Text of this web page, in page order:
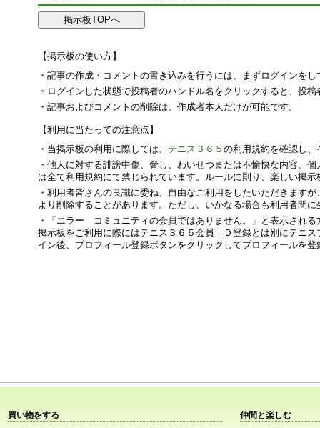
【掲示板の使い方】
・記事の作成・コメントの書き込みを行うには、まずログインをし
・ログインした状態で投稿者のハンドル名をクリックすると、投
・記事およびコメントの削除は、作成者本人だけが可能です。
【利用に当たっての注意点】
・当掲示板の利用に際しては、 テニス３６５ の利用規約を確認し
・他人に対する誹謗中傷、脅し、わいせつまたは不愉快な内容、
は全て利用規約にて禁じられています。ルールに則り、楽しい掲
・利用者皆さんの良識に委ね、自由なご利用をしたいただきます
より削除することがあります。ただし、いかなる場合も利用者間
・「エラー コミュニティの会員ではありません。」と表示される
掲示板をご利用に際にはテニス３６５会員ＩＤ登録とは別にテニ
イン後、プロフィール登録ボタンをクリックしてプロフィールを
買い物をする
仲間と楽しむ